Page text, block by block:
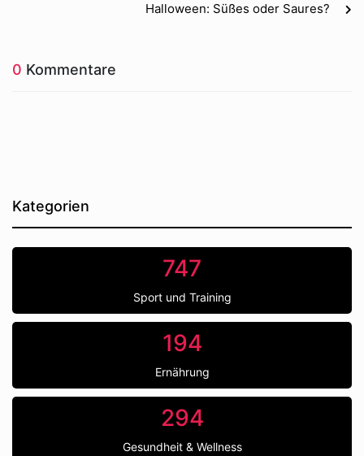
Halloween: Süßes oder Saures?
0 Kommentare
Kategorien
747
Sport und Training
194
Ernährung
294
Gesundheit & Wellness